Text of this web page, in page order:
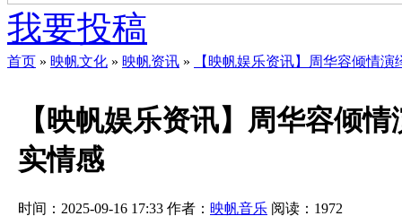
我要投稿
首页 » 映帆文化 » 映帆资讯 » 【映帆娱乐资讯】周华容倾情
【映帆娱乐资讯】周华容倾
实情感
时间：2025-09-16 17:33 作者： 映帆音乐 阅读： 1972